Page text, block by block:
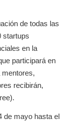
de todas las
startups
en la
participará en
recibirán,
de mayo hasta el